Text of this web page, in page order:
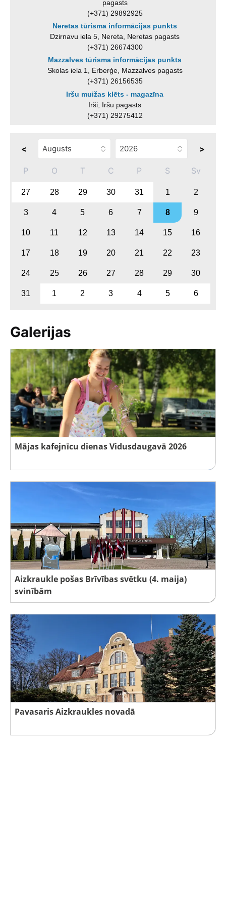
pagasts
(+371) 29892925
Neretas tūrisma informācijas punkts
Dzirnavu iela 5, Nereta, Neretas pagasts
(+371) 26674300
Mazzalves tūrisma informācijas punkts
Skolas iela 1, Ērberģe, Mazzalves pagasts
(+371) 26156535
Iršu muižas klēts - magazīna
Irši, Iršu pagasts
(+371) 29275412
< >
P O T C P S Sv
27 28 29 30 31 1 2
3 4 5 6 7 8 9
10 11 12 13 14 15 16
17 18 19 20 21 22 23
24 25 26 27 28 29 30
31 1 2 3 4 5 6
Galerijas
Mājas kafejnīcu dienas Vidusdaugavā 2026
Aizkraukle pošas Brīvības svētku (4. maija)
svinībām
Pavasaris Aizkraukles novadā